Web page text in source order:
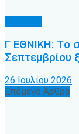
Γ ΕΘΝΙΚΗ: Tο
Σεπτεμβρίου
26 Ιουλίου 2026
Επόμενο Άρθρο